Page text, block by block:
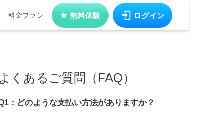
料金プラン 無料体験 ログイン